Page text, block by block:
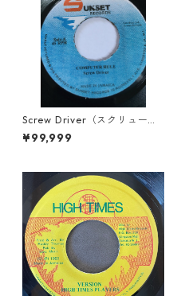
Screw Driver（スクリュード
ライバー） - Computer Rule
【7'】
¥99,999